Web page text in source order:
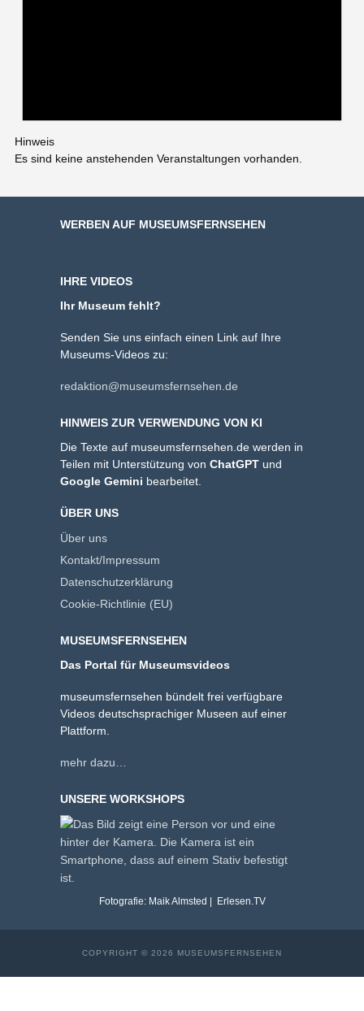
Hinweis
Es sind keine anstehenden Veranstaltungen vorhanden.
WERBEN AUF MUSEUMSFERNSEHEN
IHRE VIDEOS
Ihr Museum fehlt?
Senden Sie uns einfach einen Link auf Ihre
Museums-Videos zu:
redaktion@museumsfernsehen.de
HINWEIS ZUR VERWENDUNG VON KI
Die Texte auf museumsfernsehen.de werden in
Teilen mit Unterstützung von ChatGPT und
Google Gemini bearbeitet.
ÜBER UNS
Über uns
Kontakt/Impressum
Datenschutzerklärung
Cookie-Richtlinie (EU)
MUSEUMSFERNSEHEN
Das Portal für Museumsvideos
museumsfernsehen bündelt frei verfügbare
Videos deutschsprachiger Museen auf einer
Plattform.
mehr dazu…
UNSERE WORKSHOPS
Fotografie: Maik Almsted | Erlesen.TV
COPYRIGHT © 2026 MUSEUMSFERNSEHEN